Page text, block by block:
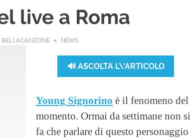
live a Roma
NEWS
🔊 ASCOLTA L\'ARTICOLO
Young Signorino è il fenomeno del
momento. Ormai da settimane non si
fa che parlare di questo personaggio